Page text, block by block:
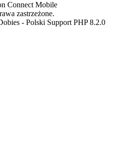
Connect Mobile
zastrzeżone.
- Polski Support PHP 8.2.0